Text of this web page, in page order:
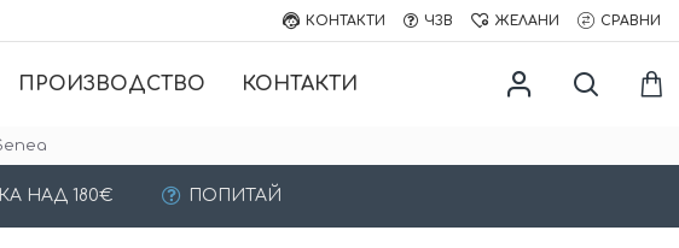
КОНТАКТИ ЧЗВ ЖЕЛАНИ СРАВНИ
ПРОИЗВОДСТВО КОНТАКТИ
НАД 180€ ПОПИТАЙ